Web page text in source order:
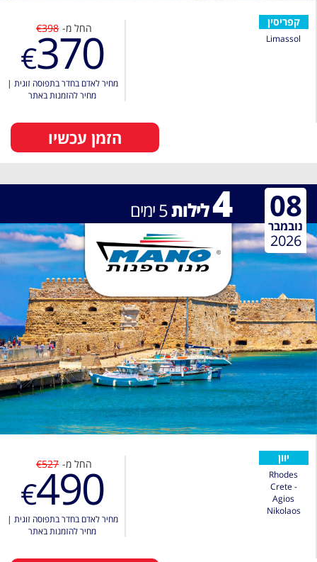
קפריסין
Limassol
החל מ- €398
€370
מחיר לאדם בחדר בתפוסה זוגית |
מחיר להזמנות באתר
הזמן עכשיו
4לילות5ימים 08
נובמבר
2026
יוון
Rhodes
Crete -
Agios
Nikolaos
החל מ- €527
€490
מחיר לאדם בחדר בתפוסה זוגית |
מחיר להזמנות באתר